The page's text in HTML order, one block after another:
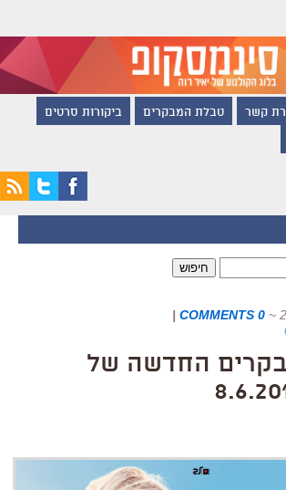
קשר טבלת המבקרים ביקורות סרטים
~
0 COMMENTS
|
החדשה של